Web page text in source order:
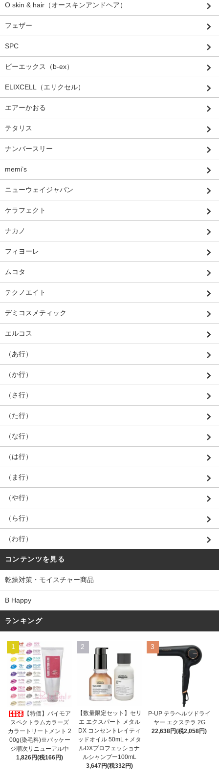
O skin & hair（オースキンアンドヘア）
フェザー
SPC
ビーエックス（b-ex）
ELIXCELL（エリクセル）
エアーかおる
テタリス
ナンバースリー
memi’s
ニューウェイジャパン
ケラフェクト
ナカノ
フィヨーレ
ムコタ
テクノエイト
デミコスメティック
エルコス
（あ行）
（か行）
（さ行）
（た行）
（な行）
（は行）
（ま行）
（や行）
（ら行）
（わ行）
コンテンツを見る
乾燥対策・モイスチャー商品
B Happy
ランキング
1
【特価】パイモア
スペクトラムカラーズ
カラートリートメント 2
00g(染毛料)※パッケー
ジ順次リニューアル中
1,826円(税166円)
2
【数量限定セット】セリ
エ エクスパート メタル
DX コンセントレイティ
ッドオイル 50mL＋メタ
ルDXプロフェッショナ
ルシャンプー100mL
3,647円(税332円)
3
P-UP テラヘルツドライ
ヤー エクステラ 2G
22,638円(税2,058円)